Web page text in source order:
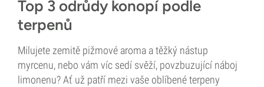
Top 3 odrůdy konopí podle
terpenů
Milujete zemitě pižmové aroma a těžký nástup
myrcenu, nebo vám víc sedí svěží, povzbuzující náboj
limonenu? Ať už patří mezi vaše oblíbené terpeny